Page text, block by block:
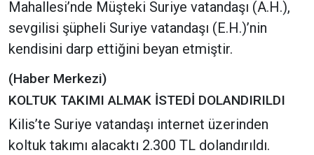
Mahallesi’nde Müşteki Suriye vatandaşı (A.H.),
sevgilisi şüpheli Suriye vatandaşı (E.H.)’nin
kendisini darp ettiğini beyan etmiştir.
(Haber Merkezi)
KOLTUK TAKIMI ALMAK İSTEDİ DOLANDIRILDI
Kilis’te Suriye vatandaşı internet üzerinden
koltuk takımı alacaktı 2.300 TL dolandırıldı.